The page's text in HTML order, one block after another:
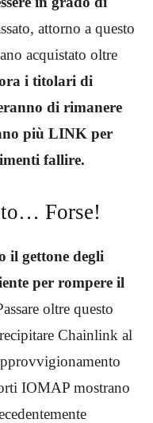
attorno a questo
acquistato oltre
i titolari di
di rimanere
più LINK per
fallire.
Forse!
il gettone degli
per rompere il
oltre questo
Chainlink al
IOMAP mostrano